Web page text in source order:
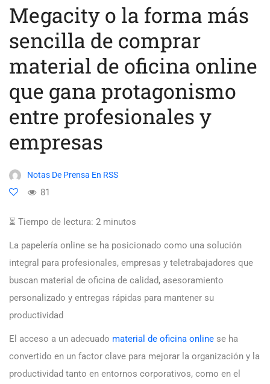
Megacity o la forma más
sencilla de comprar
material de oficina online
que gana protagonismo
entre profesionales y
empresas
Notas De Prensa En RSS
81
⏳ Tiempo de lectura: 2 minutos
La papelería online se ha posicionado como una solución
integral para profesionales, empresas y teletrabajadores que
buscan material de oficina de calidad, asesoramiento
personalizado y entregas rápidas para mantener su
productividad
El acceso a un adecuado material de oficina online se ha
convertido en un factor clave para mejorar la organización y la
productividad tanto en entornos corporativos, como en el